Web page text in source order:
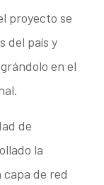
proyecto se
del país y
en el
de
la
capa de red